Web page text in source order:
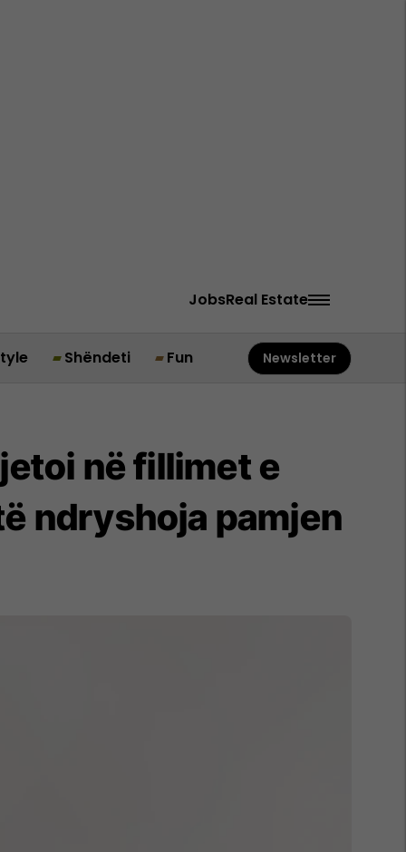
JobsReal Estate
Shëndeti Fun Newsletter
në fillimet e
ndryshoja pamjen